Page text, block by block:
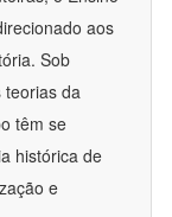
aos
Sob
teorias da
têm se
histórica de
e